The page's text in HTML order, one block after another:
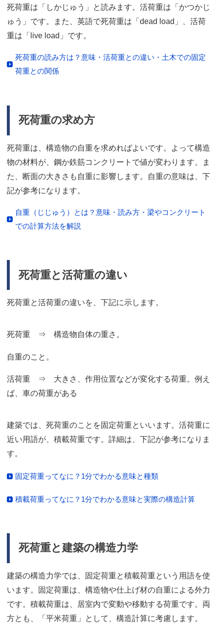
死荷重は「しかじゅう」と読みます。活荷重は「かつかじ
ゅう」です。また、英語で死荷重は「dead load」、活荷
重は「live load」です。
死荷重の読み方は？意味・活荷重との違い・土木での固定
荷重との関係
死荷重の求め方
死荷重は、構造物の自重を求めればよいです。よって構造
物の材料が、鋼か鉄筋コンクリートで値が変わります。ま
た、断面の大きさも自重に影響します。自重の意味は、下
記が参考になります。
自重（じじゅう）とは？意味・読み方・梁やコンクリート
での計算方法を解説
死荷重と活荷重の違い
死荷重と活荷重の違いを、下記に示します。
死荷重 ⇒ 構造物自体の重さ。
自重のこと。
活荷重 ⇒ 大きさ、作用位置などが変化する荷重。例え
ば、車の荷重がある
建築では、死荷重のことを固定荷重といいます。活荷重に
近い用語が、積載荷重です。詳細は、下記が参考になりま
す。
固定荷重ってなに？1分でわかる意味と種類
積載荷重ってなに？1分でわかる意味と実際の構造計算
死荷重と建築の構造力学
建築の構造力学では、固定荷重と積載荷重という用語を使
います。固定荷重は、構造物や仕上げ材の自重による外力
です。積載荷重は、居室内で変動や移動する荷重です。両
方とも、「平米荷重」として、構造計算に考慮します。